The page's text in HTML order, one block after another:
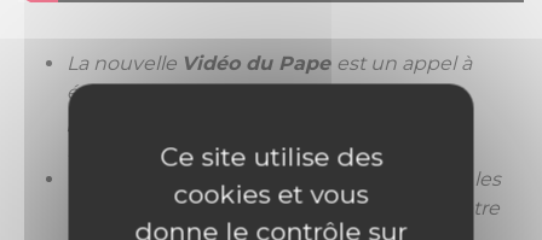
La nouvelle Vidéo du Pape est un appel à
écouter, accompagner et protéger les
membres de la communauté ecclésiale.
François
se concentre sur les
victimes de cette souffrance, qui doivent être
Ce site utilise des
cookies et vous
donne le contrôle sur